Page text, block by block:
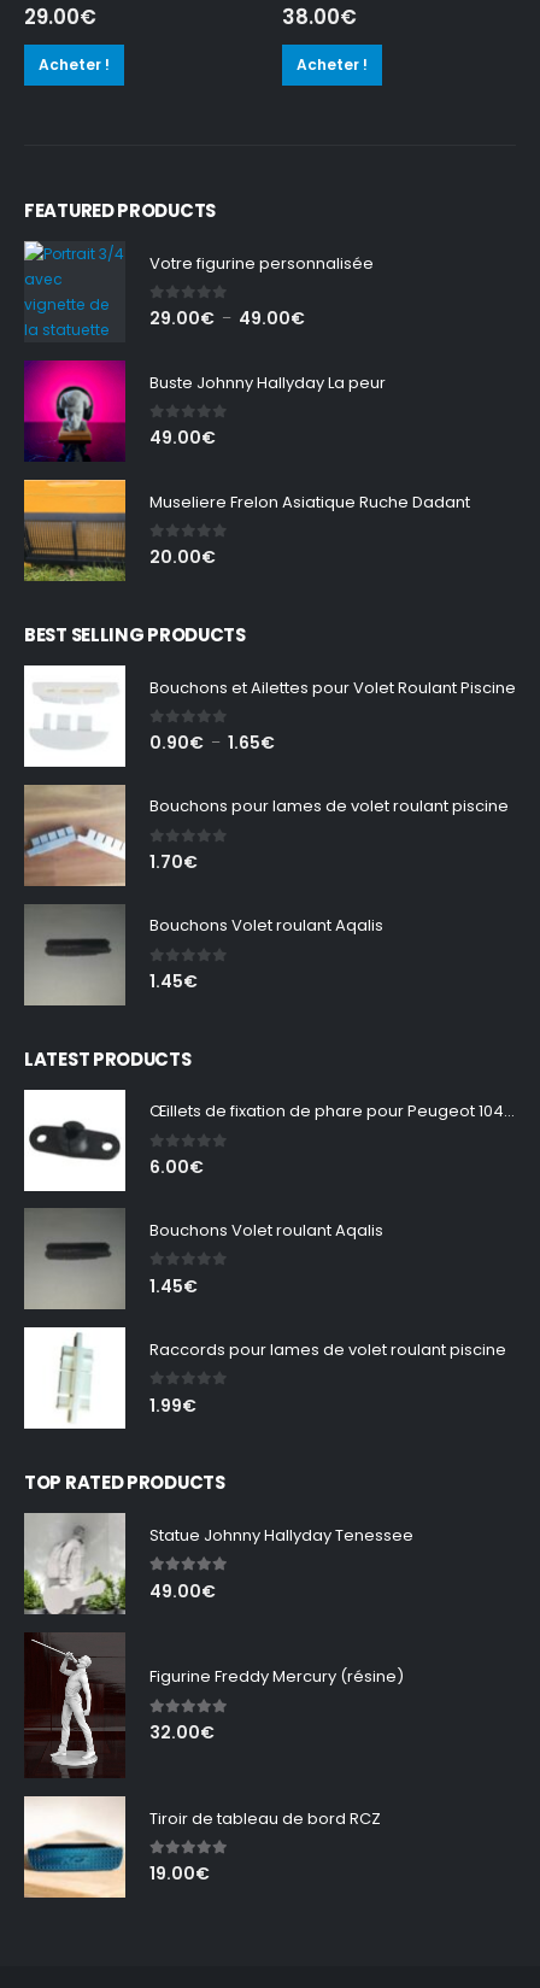
0out of 5
29.00€
Acheter !
0 out of 5
38.00€
Acheter !
FEATURED PRODUCTS
Votre figurine personnalisée
0out of 5
29.00€ – 49.00€Plage
29.00€
Buste Johnny Hallyday La peur
0 out of 5
49.00€
Museliere Frelon Asiatique Ruche Dadant
0out of 5
20.00€
BEST SELLING PRODUCTS
Bouchons et Ailettes pour Volet Roulant Piscine
0 out of 5
0.90€ – 1.65€Plage
0.90€
Bouchons pour lames de volet roulant piscine
0 out of 5
1.70€
Bouchons Volet roulant Aqalis
0 out of 5
1.45€
LATEST PRODUCTS
Œillets de fixation de phare pour Peugeot 104 – Lot de 2
0 out of 5
6.00€
Bouchons Volet roulant Aqalis
0 out of 5
1.45€
Raccords pour lames de volet roulant piscine
0 out of 5
1.99€
TOP RATED PRODUCTS
Statue Johnny Hallyday Tenessee
5.00 out of 5
49.00€
Figurine Freddy Mercury (résine)
5.00out of 5
32.00€
Tiroir de tableau de bord RCZ
5.00out of 5
19.00€